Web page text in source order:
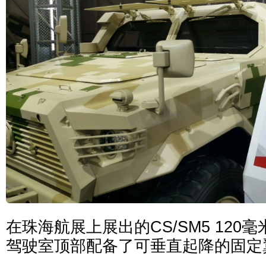
在珠海航展上展出的CS/SM5 120毫
驾驶室顶部配备了可垂直起降的固